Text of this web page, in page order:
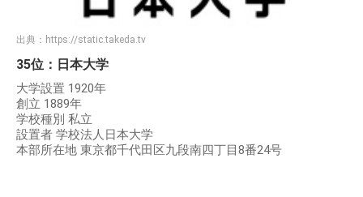
出典： https://static.takeda.tv
35位：日本大学
大学設置 1920年
創立 1889年
学校種別 私立
設置者 学校法人日本大学
本部所在地 東京都千代田区九段南四丁目8番24号